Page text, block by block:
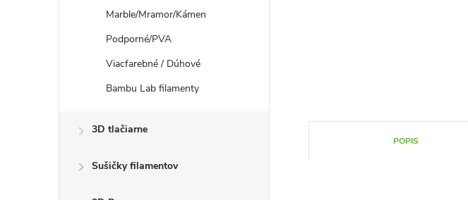
Marble/Mramor/Kámen
Podporné/PVA
Viacfarebné / Dúhové
Bambu Lab filamenty
3D tlačiarne
Sušičky filamentov
POPIS